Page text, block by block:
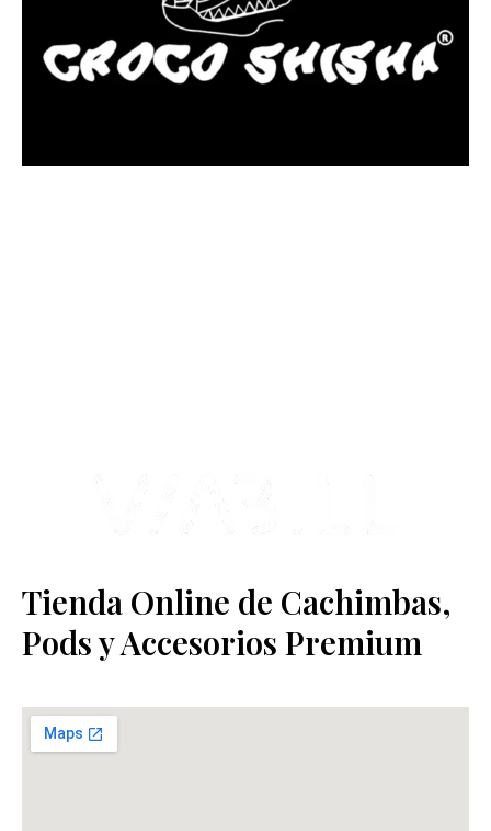
Tienda Online de Cachimbas,
Pods y Accesorios Premium